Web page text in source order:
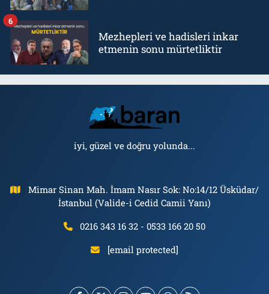
Mezhepleri ve hadisleri inkar
etmenin sonu mürtetliktir
6
iyi, güzel ve doğru yolunda...
Mimar Sinan Mah. İmam Nasır Sok: No:14/12 Üsküdar/
İstanbul (Valide-i Cedid Camii Yanı)
0216 343 16 32 - 0533 166 20 50
[email protected]